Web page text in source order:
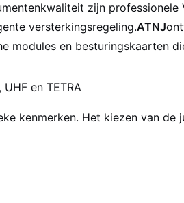
zijn
versterkingsregeling.ATNJ
modules en besturingskaarten
en TETRA
kenmerken. Het kiezen van